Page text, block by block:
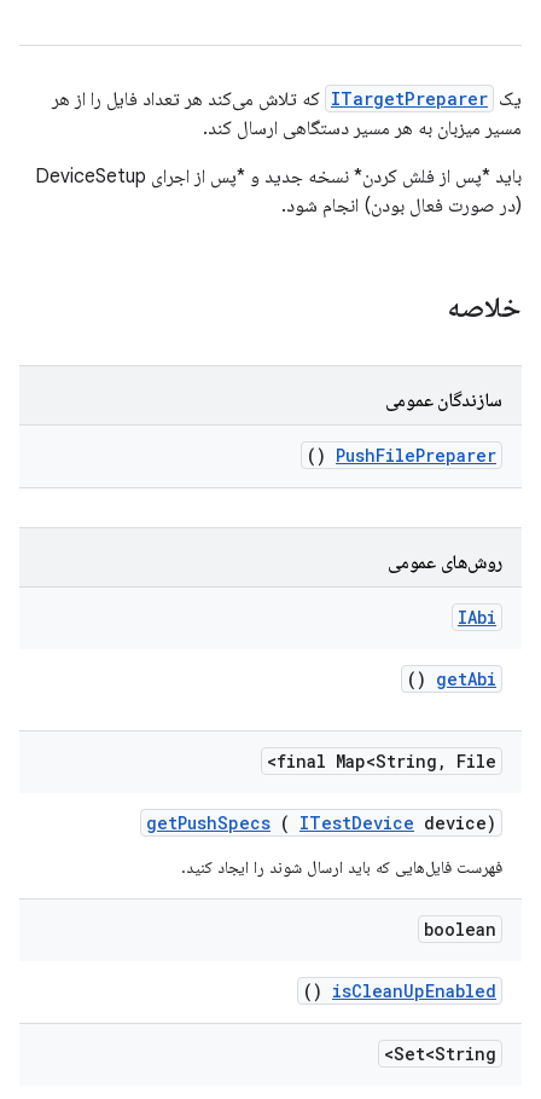
یک ITargetPreparer که تلاش می‌کند هر تعداد فایل را از هر
مسیر میزبان به هر مسیر دستگاهی ارسال کند.
باید *پس از فلش کردن* نسخه جدید و *پس از اجرای DeviceSetup
(در صورت فعال بودن) انجام شود.
خلاصه
سازندگان عمومی
PushFilePreparer
()
روش‌های عمومی
IAbi
getAbi
()
final Map<String , File>
getPushSpecs ( ITestDevice device)
فهرست فایل‌هایی که باید ارسال شوند را ایجاد کنید.
boolean
isCleanUpEnabled
()
Set<String>